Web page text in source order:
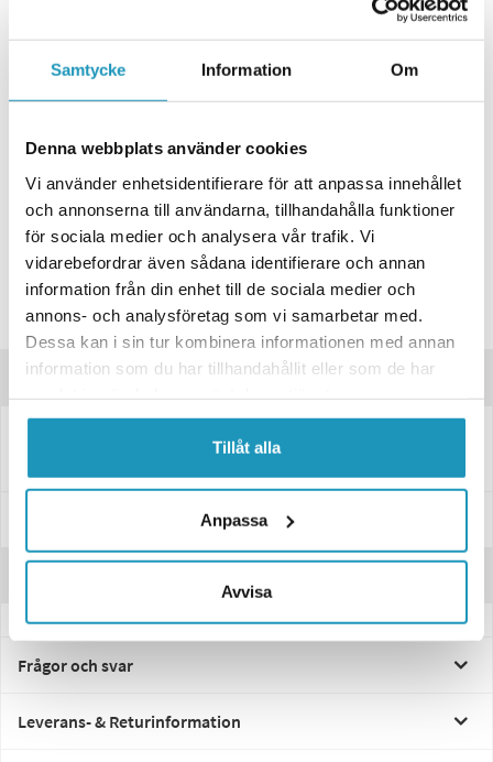
Samtycke Information Om
Denna webbplats använder cookies
Vi använder enhetsidentifierare för att anpassa innehållet
och annonserna till användarna, tillhandahålla funktioner
för sociala medier och analysera vår trafik. Vi
vidarebefordrar även sådana identifierare och annan
information från din enhet till de sociala medier och
annons- och analysföretag som vi samarbetar med.
Dessa kan i sin tur kombinera informationen med annan
information som du har tillhandahållit eller som de har
Tillåt alla
Anpassa
Avvisa
+ LÄGG I KUNDVAGN
Skickas inom 4-6 Arbetsdagar
BUTIKSLAGER 0
I LAGER
Lägsta pris de senaste 30-dagarna:25 kr
Leverans- & Returinformation
Spara produkt
Frågor om produkten?
Produktinformation
Rektangulär reflex Radex – självhäftande, vit, 103×51 mm
Frågor och svar
Leverans- & Returinformation